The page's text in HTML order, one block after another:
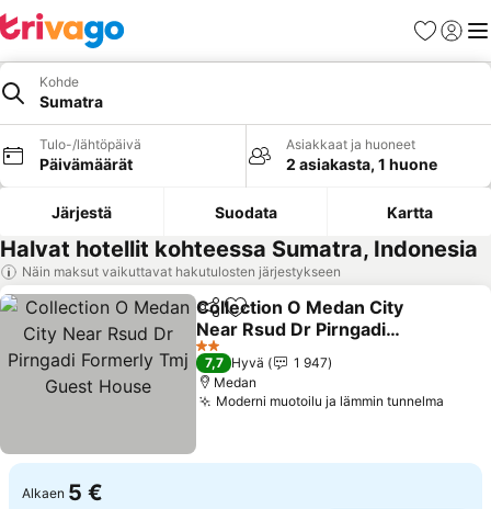
Suosikit
Kohde
Sumatra
Tulo-/lähtöpäivä
Päivämäärät
Asiakkaat ja huoneet
2 asiakasta, 1 huone
Järjestä Suodata Kartta
Halvat hotellit kohteessa Sumatra, Indonesia
Näin maksut vaikuttavat hakutulosten järjestykseen
Jaa Lisää suosikkeihin
Collection O Medan City
Near Rsud Dr Pirngadi
Formerly Tmj Guest
House
2 Tähtiluokitus
7,7 Hyvä
1 947
Medan
Moderni muotoilu ja lämmin tunnelma
Alkaen 5 €